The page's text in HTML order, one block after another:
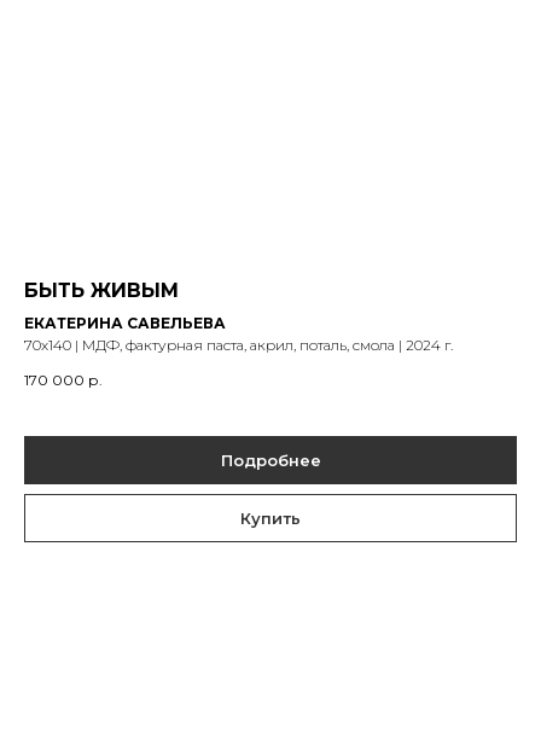
БЫТЬ ЖИВЫМ
ЕКАТЕРИНА САВЕЛЬЕВА
70х140 | МДФ, фактурная паста, акрил, поталь, смола | 2024 г.
170 000 р.
Подробнее
Купить